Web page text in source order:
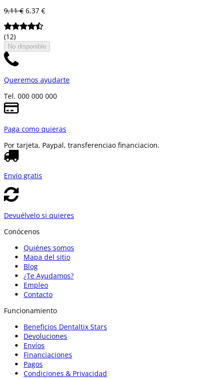
9,11 € 6,37 €
(12)
No disponible
Queremos ayudarte
Tel. 000 000 000
Paga como quieras
Por tarjeta, Paypal, transferenciao financiacion.
Envío gratis
Devuélvelo si quieres
Conócenos
Quiénes somos
Mapa del sitio
Blog
¿Te Ayudamos?
Empleo
Contacto
Funcionamiento
Beneficios Dentaltix Stars
Devoluciones
Envíos
Financiaciones
Pagos
Condiciones & Privacidad